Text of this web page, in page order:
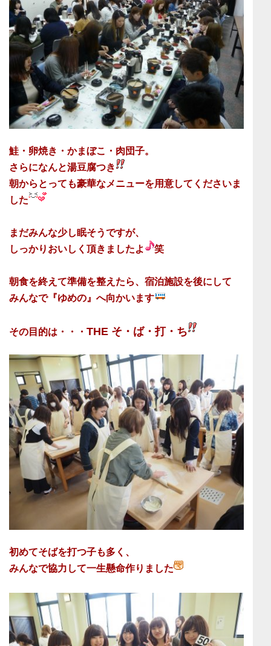
鮭・卵焼き・かまぼこ・肉団子。
さらになんと湯豆腐つき
朝からとっても豪華なメニューを用意してくださいま
した
まだみんな少し眠そうですが、
しっかりおいしく頂きましたよ
笑
朝食を終えて準備を整えたら、宿泊施設を後にして
みんなで『ゆめの』へ向かいます
その目的は・・・ THE そ・ば・打・ち
初めてそばを打つ子も多く、
みんなで協力して一生懸命作りました